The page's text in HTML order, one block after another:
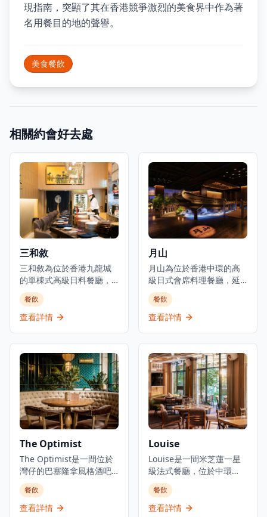
現指南，突顯了其在香港競爭激烈的美食界中作為著
名用餐目的地的聲譽。
美食餐飲
相關約會好去處
三和敘
三和敘為位於香港九龍城
的單棟式高級日料餐廳，
集結三大傳統日本料理：
壽司、鐵板燒、爐端燒的
日式餐飲概念。環境優美
以優質食材呈獻高級日式
料理，提供卓越的無菜單
料理體驗。主要菜單包括
三和敘御膳系列，如香煎
法國鴨肝伴美國安格斯牛
柳御膳（HK$268起）、燒
西京味噌銀鱈魚御膳
理。結合高級料理與聚會
元素，三和敘致力於為客
人提供頂級的日式用餐體
驗。
餐飲
查看詳情
月山
月山為位於香港中環的高
級日式會席料理餐廳，延
續米芝蓮星級日本料理的
血統。餐廳佔地3,000平方
呎，由資深廚藝團隊領
配佳餚的會席料理，同時
提供廚師發辦壽司料理及
各式地道和食選擇。餐廳
專注於無菜單料理及會席
晚餐體驗，體現日本飲食
文化中「時令食材」的精
神。季節性輪換的無菜單
帶領食客展開多道菜式的
美食之旅。餐廳位於H
Queen's，提供精緻用餐
體驗，採預約制服務。
餐飲
查看詳情
The Optimist
The Optimist是一間位於
灣仔的巴塞隆拿風格酒吧
及西班牙烤肉餐廳，佔地
三層，提供正宗慷慨的西
班牙北部用餐體驗。餐廳
餐飲
查看詳情
Louise
Louise是一間米芝蓮一星
級法式餐廳，位於中環
PMQ（前已婚警察宿舍）
的兩層歷史建築內，是香
港的創意中心。這是JIA
餐飲
查看詳情